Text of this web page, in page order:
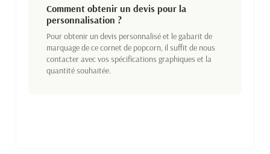
Comment obtenir un devis pour la
personnalisation ?
Pour obtenir un devis personnalisé et le gabarit de
marquage de ce cornet de popcorn, il suffit de nous
contacter avec vos spécifications graphiques et la
quantité souhaitée.